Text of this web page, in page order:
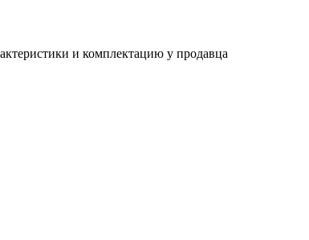
и комплектацию у продавца